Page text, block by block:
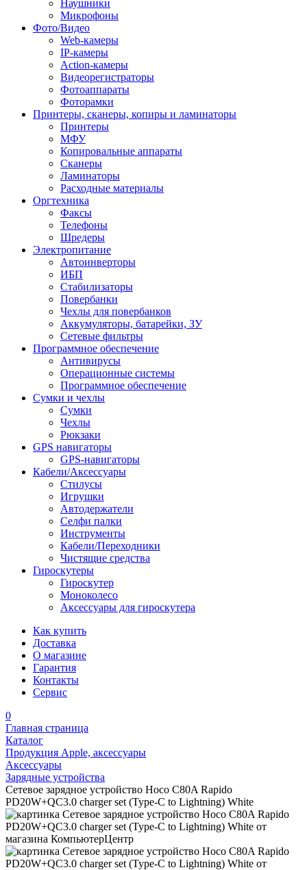
Наушники
Микрофоны
Фото/Видео
Web-камеры
IP-камеры
Action-камеры
Видеорегистраторы
Фотоаппараты
Фоторамки
Принтеры, сканеры, копиры и ламинаторы
Принтеры
МФУ
Копировальные аппараты
Сканеры
Ламинаторы
Расходные материалы
Оргтехника
Факсы
Телефоны
Шредеры
Электропитание
Автоинверторы
ИБП
Стабилизаторы
Повербанки
Чехлы для повербанков
Аккумуляторы, батарейки, ЗУ
Сетевые фильтры
Программное обеспечение
Антивирусы
Операционные системы
Программное обеспечение
Сумки и чехлы
Сумки
Чехлы
Рюкзаки
GPS навигаторы
GPS-навигаторы
Кабели/Аксессуары
Стилусы
Игрушки
Автодержатели
Селфи палки
Инструменты
Кабели/Переходники
Чистящие средства
Гироскутеры
Гироскутер
Моноколесо
Аксессуары для гироскутера
Как купить
Доставка
О магазине
Гарантия
Контакты
Сервис
0
Главная страница
Каталог
Продукция Apple, аксессуары
Аксессуары
Зарядные устройства
Сетевое зарядное устройство Hoco C80A Rapido
PD20W+QC3.0 charger set (Type-C to Lightning) White